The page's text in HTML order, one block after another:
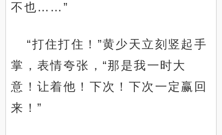
不也……”
“打住打住！”黄少天立刻竖起手
掌，表情夸张，“那是我一时大
意！让着他！下次！下次一定赢回
来！”